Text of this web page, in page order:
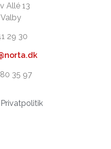
Allé 13
29 30
35 97
Privatpolitik